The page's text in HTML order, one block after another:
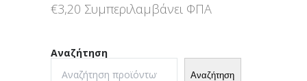
€3,20 Συμπεριλαμβάνει ΦΠΑ
Αναζήτηση
Αναζήτηση